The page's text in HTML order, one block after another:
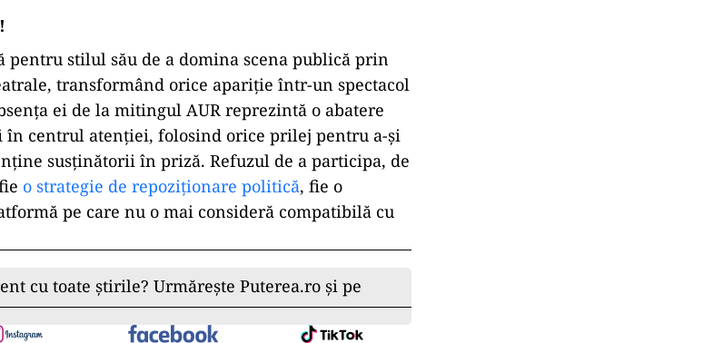
pentru stilul său de a domina scena publică prin
transformând orice apariție într-un spectacol
ei de la mitingul AUR reprezintă o abatere
în centrul atenției, folosind orice prilej pentru a-și
susținătorii în priză. Refuzul de a participa, de
o strategie de repoziționare politică, fie o
pe care nu o mai consideră compatibilă cu
cu toate știrile? Urmărește Puterea.ro și pe